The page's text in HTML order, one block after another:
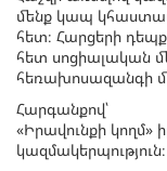
մենք կապ
հետ։ Հարցերի
հետ սոցիալական
հեռախոսազանգի
Հարգանքով՝
«Իրավունքի
կազմակերպություն։